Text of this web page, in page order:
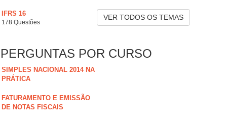
IFRS 16
178 Questões
VER TODOS OS TEMAS
PERGUNTAS POR CURSO
SIMPLES NACIONAL 2014 NA
PRÁTICA
FATURAMENTO E EMISSÃO
DE NOTAS FISCAIS